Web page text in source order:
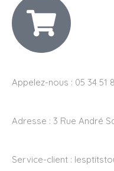
Appelez-nous : 05 34 51
Adresse : 3 Rue André
Service-client :